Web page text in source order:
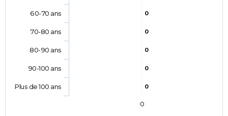
0
0
0
0
0
60-70 ans
70-80 ans
80-90 ans
90-100 ans
Plus de 100 ans
0